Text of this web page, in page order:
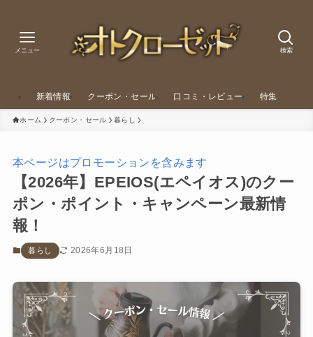
検索
メニュー
新着情報 クーポン・セール 口コミ・レビュー 特集
ホーム クーポン・セール 暮らし
本ページはプロモーションを含みます
【2026年】EPEIOS(エペイオス)のクー
ポン・ポイント・キャンペーン最新情
報！
暮らし 2026年6月18日